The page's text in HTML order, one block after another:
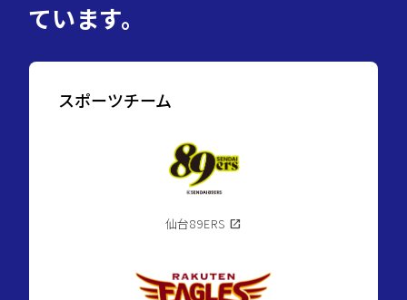
ています。
スポーツチーム
仙台89ERS open_in_new